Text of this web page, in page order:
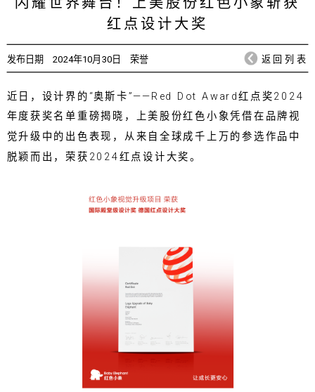
红点设计大奖
发布日期 2024年10月30日 荣誉 返回列表
近日，设计界的“奥斯卡”——Red Dot Award红点奖2024
年度获奖名单重磅揭晓，上美股份红色小象凭借在品牌视
觉升级中的出色表现，从来自全球成千上万的参选作品中
脱颖而出，荣获2024红点设计大奖。